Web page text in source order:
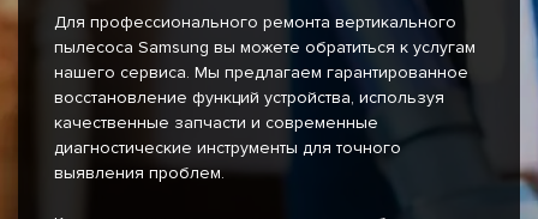
Для профессионального ремонта вертикального
пылесоса Samsung вы можете обратиться к услугам
нашего сервиса. Мы предлагаем гарантированное
восстановление функций устройства, используя
качественные запчасти и современные
диагностические инструменты для точного
выявления проблем.